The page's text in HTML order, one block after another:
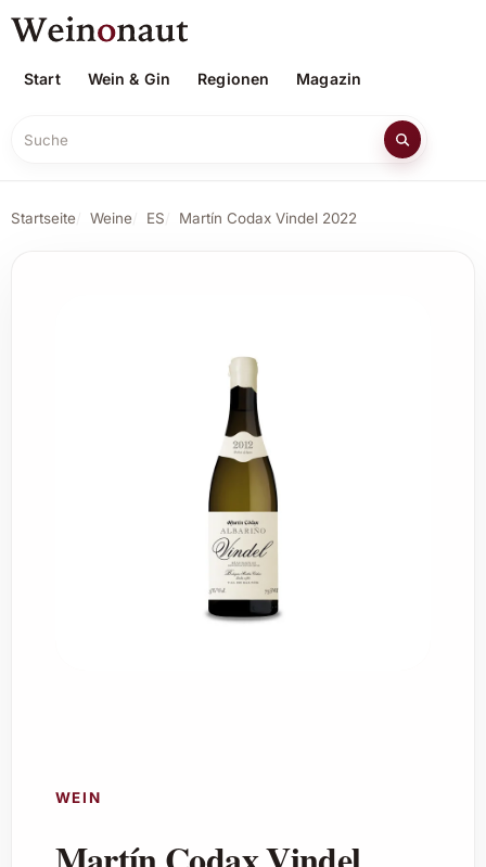
Start Wein & Gin Regionen Magazin
Suche
Startseite Weine ES Martín Codax Vindel 2022
WEIN